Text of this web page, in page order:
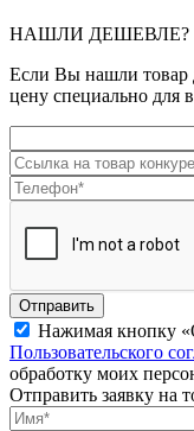
НАШЛИ ДЕШЕВЛЕ?
Если Вы нашли товар
цену специально для
Отправить
Нажимая кнопку
Пользовательского
обработку моих
Отправить заявку на